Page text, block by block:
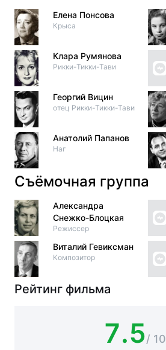
Елена Понсова
Крыса
Клара Румянова
Рикки-Тикки-Тави
Георгий Вицин
отец Рикки-Тикки-Тави
Анатолий Папанов
Наг
Съёмочная группа
Александра
Снежко-Блоцкая
Режиссер
Виталий Гевиксман
Композитор
Рейтинг фильма
7.5/ 10